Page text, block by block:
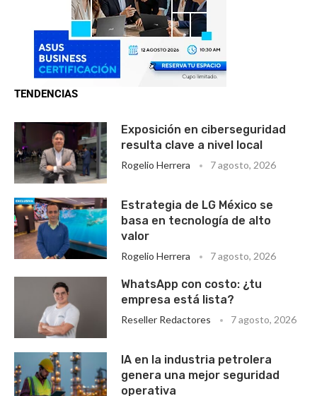
TENDENCIAS
Exposición en ciberseguridad
resulta clave a nivel local
Rogelio Herrera 7 agosto, 2026
Estrategia de LG México se
basa en tecnología de alto
valor
Rogelio Herrera 7 agosto, 2026
WhatsApp con costo: ¿tu
empresa está lista?
Reseller Redactores 7 agosto, 2026
IA en la industria petrolera
genera una mejor seguridad
operativa